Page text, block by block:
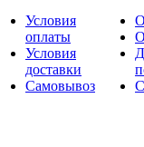
Условия
оплаты
Условия
доставки
Самовывоз